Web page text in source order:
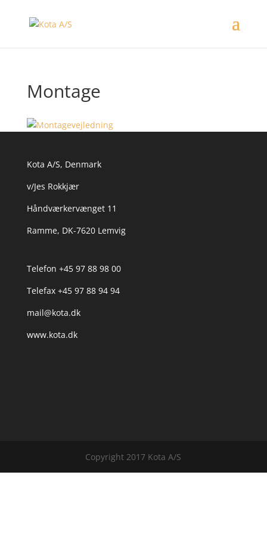
Montage
Kota A/S, Denmark
v/Jes Rokkjær
Håndværkervænget 11
Ramme, DK-7620 Lemvig
Telefon +45 97 88 98 00
Telefax +45 97 88 94 94
mail@kota.dk
www.kota.dk
Copyright 2017 Kota A/S